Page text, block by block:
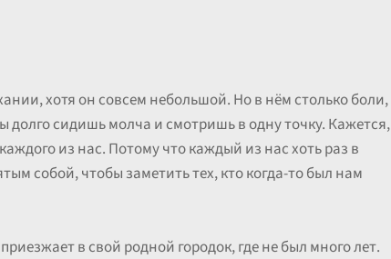
хотя он совсем небольшой. Но в нём столько боли,
долго сидишь молча и смотришь в одну точку. Кажется,
из нас. Потому что каждый из нас хоть раз в
собой, чтобы заметить тех, кто когда-то был нам
в свой родной городок, где не был много лет.